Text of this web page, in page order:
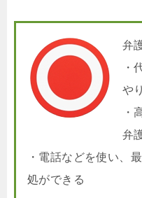
弁
・
や
・
弁
・電話などを使い、
処ができる